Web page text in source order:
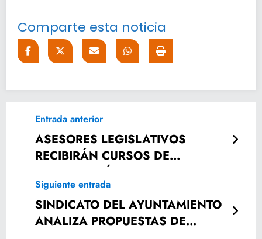
Comparte esta noticia
Entrada anterior
ASESORES LEGISLATIVOS
RECIBIRÁN CURSOS DE
CAPACITACIÓN DE CJF
Siguiente entrada
SINDICATO DEL AYUNTAMIENTO
ANALIZA PROPUESTAS DE